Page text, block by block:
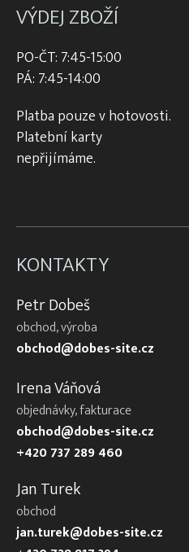
VÝDEJ ZBOŽÍ
PO-ČT: 7:45-15:00
PÁ: 7:45-14:00
Platba pouze v hotovosti.
Platební karty
nepřijímáme.
KONTAKTY
Petr Dobeš
obchod, výroba
obchod@dobes-site.cz
Irena Váňová
objednávky, fakturace
obchod@dobes-site.cz
+420 737 289 460
Jan Turek
obchod
jan.turek@dobes-site.cz